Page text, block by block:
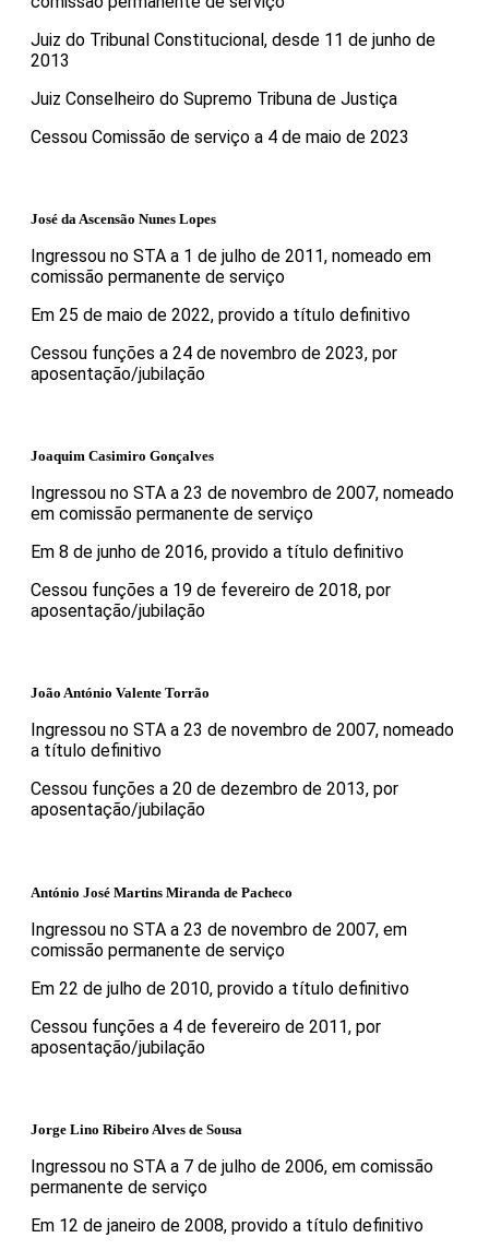
Juiz do Tribunal Constitucional, desde 11 de junho de
2013
Juiz Conselheiro do Supremo Tribuna de Justiça
Cessou Comissão de serviço a 4 de maio de 2023
José da Ascensão Nunes Lopes
Ingressou no STA a 1 de julho de 2011, nomeado em
comissão permanente de serviço
Em 25 de maio de 2022, provido a título definitivo
Cessou funções a 24 de novembro de 2023, por
aposentação/jubilação
Joaquim Casimiro Gonçalves
Ingressou no STA a 23 de novembro de 2007, nomeado
em comissão permanente de serviço
Em 8 de junho de 2016, provido a título definitivo
Cessou funções a 19 de fevereiro de 2018, por
aposentação/jubilação
João António Valente Torrão
Ingressou no STA a 23 de novembro de 2007, nomeado
a título definitivo
Cessou funções a 20 de dezembro de 2013, por
aposentação/jubilação
António José Martins Miranda de Pacheco
Ingressou no STA a 23 de novembro de 2007, em
comissão permanente de serviço
Em 22 de julho de 2010, provido a título definitivo
Cessou funções a 4 de fevereiro de 2011, por
aposentação/jubilação
Jorge Lino Ribeiro Alves de Sousa
Ingressou no STA a 7 de julho de 2006, em comissão
permanente de serviço
Em 12 de janeiro de 2008, provido a título definitivo